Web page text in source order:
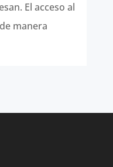
El acceso al
manera